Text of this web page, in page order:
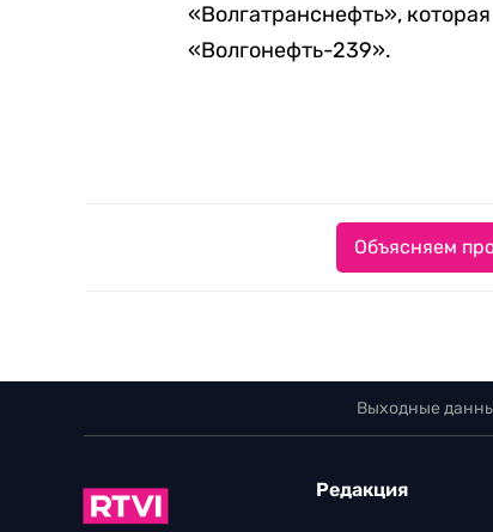
«Волгатранснефть»,
«Волгонефть-239».
Объясняем
Выходные
Редакция